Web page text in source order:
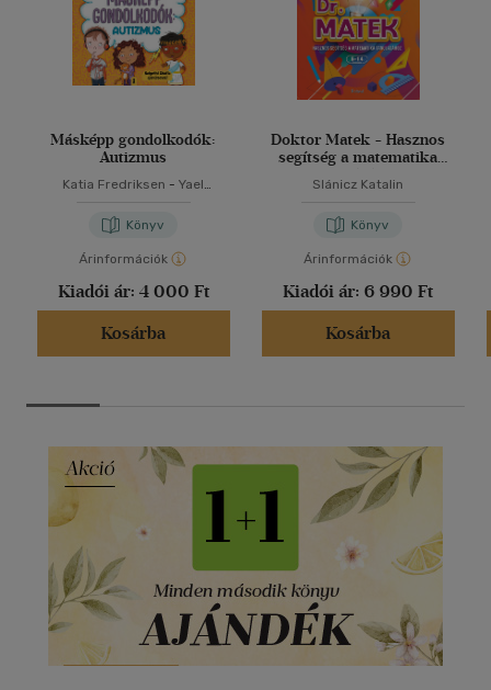
Másképp gondolkodók:
Autizmus
Katia Fredriksen - Yael
Könyv
Árinformációk
Kiadói ár: 4 000 Ft
Kosárba
Doktor Matek - Hasznos
segítség a matematika
Slánicz Katalin
Könyv
Árinformációk
Kiadói ár: 6 990 Ft
Kosárba